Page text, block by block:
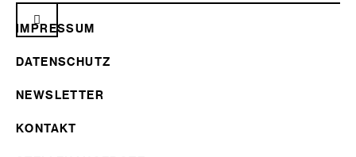
IMPRESSUM
DATENSCHUTZ
NEWSLETTER
KONTAKT